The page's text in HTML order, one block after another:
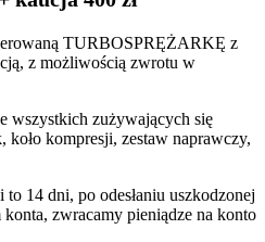
TURBOSPRĘŻARKĘ z
z możliwością zwrotu w
wszystkich zużywających się
kompresji, zestaw naprawczy,
to 14 dni, po odesłaniu uszkodzonej
zwracamy pieniądze na konto